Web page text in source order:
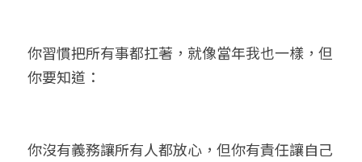
你習慣把所有事都扛著，就像當年我也一樣，但
你要知道：
你沒有義務讓所有人都放心，但你有責任讓自己